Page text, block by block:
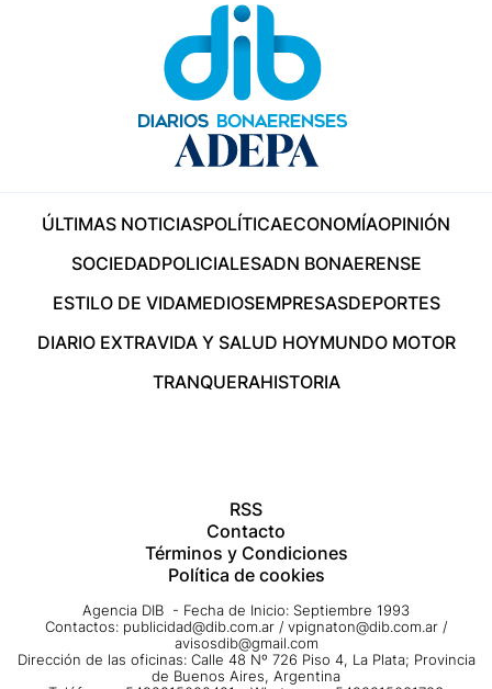
ÚLTIMAS NOTICIASPOLÍTICAECONOMÍAOPINIÓN
SOCIEDADPOLICIALESADN BONAERENSE
ESTILO DE VIDAMEDIOSEMPRESASDEPORTES
DIARIO EXTRAVIDA Y SALUD HOYMUNDO MOTOR
TRANQUERAHISTORIA
RSS
Contacto
Términos y Condiciones
Política de cookies
Agencia DIB - Fecha de Inicio: Septiembre 1993
Contactos: publicidad@dib.com.ar / vpignaton@dib.com.ar /
avisosdib@gmail.com
Dirección de las oficinas: Calle 48 Nº 726 Piso 4, La Plata; Provincia
de Buenos Aires, Argentina